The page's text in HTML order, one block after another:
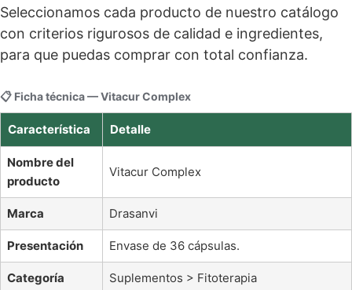
Seleccionamos cada producto de nuestro catálogo
con criterios rigurosos de calidad e ingredientes,
para que puedas comprar con total confianza.
📋 Ficha técnica — Vitacur Complex
Característica Detalle
Nombre del
producto
Vitacur Complex
Marca Drasanvi
Presentación Envase de 36 cápsulas.
Categoría Suplementos > Fitoterapia